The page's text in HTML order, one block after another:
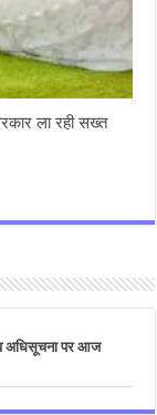
ला रही सख्त
अधिसूचना पर आज